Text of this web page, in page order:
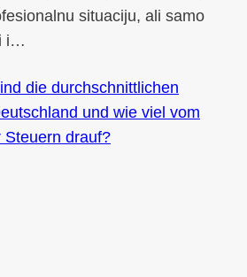
situaciju, ali samo
i…